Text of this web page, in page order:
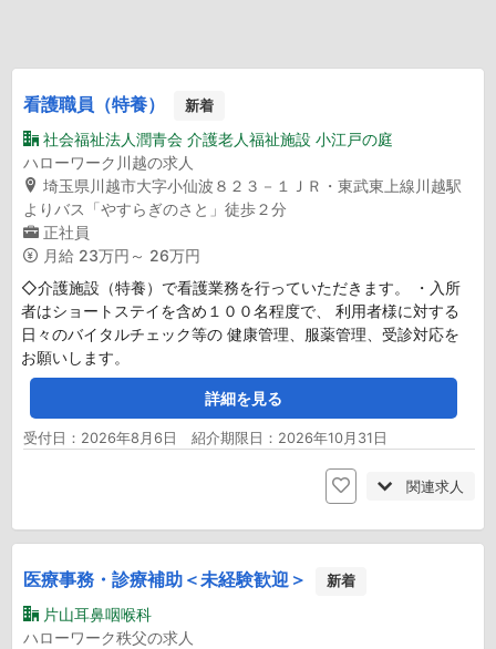
看護職員（特養） 新着
社会福祉法人潤青会 介護老人福祉施設 小江戸の庭
ハローワーク川越の求人
埼玉県川越市大字小仙波８２３－１ＪＲ・東武東上線川越駅
よりバス「やすらぎのさと」徒歩２分
正社員
月給 23万円～ 26万円
◇介護施設（特養）で看護業務を行っていただきます。 ・入所
者はショートステイを含め１００名程度で、 利用者様に対する
日々のバイタルチェック等の 健康管理、服薬管理、受診対応を
お願いします。
詳細を見る
受付日：2026年8月6日 紹介期限日：2026年10月31日
関連求人
医療事務・診療補助＜未経験歓迎＞ 新着
片山耳鼻咽喉科
ハローワーク秩父の求人